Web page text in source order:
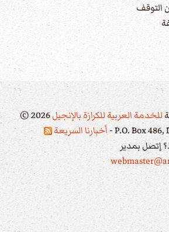
التوقف
للخدمة العربية للكرازة بالإنجيل ©2026
P.O. Box 486, أخبارنا السريعة
إتصل بمدير